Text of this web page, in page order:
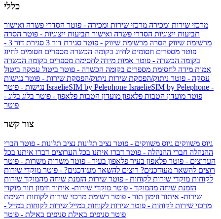
כללי
מרכזי שירות ומכירה מרכזי שירות ומכירה - פוטר הסדרי פשרה ואישור
תביעות ייצוגיות הסדרי פשרה ואישור תביעות ייצוגיות - פוטר הסרה
מרשימת שיווק הסרה מרשימת שיווק - פוטר סגירת דור 3
סגירת דור 3 -
פוטר מספרים חסומים לחיוג בקומה הכשרה מספרים חסומים לחיוג
בקומה הכשרה - פוטר אמות מידה לחסימת מספרים בקומה הכשרה
אמות מידה לחסימת מספרים בקומה הכשרה - פוטר ביטול עסקה ביטול
עסקה - פוטר ניתוק/הפסקת שירות ניתוק/הפסקת שירות - פוטר נגישות
IsraelieSIM by Pelephone IsraelieSIM by Pelephone -
פוטר מועדון הטבות פלאפון מועדון הטבות פלאפון - פוטר בלוג בלוג -
פוטר
צור קשר
גיוס משווקים גיוס משווקים - פוטר נציב תלונות נציב תלונות - פוטר חברי
ההנהלה חברי ההנהלה - פוטר דברו איתנו בכל הערוצים דברו איתנו בכל
הערוצים - פוטר פלאפון בעיר פלאפון בעיר - פוטר משרות משרות - פוטר
רוצים להשאר מעודכנים? רוצים להשאר מעודכנים? - פוטר מוקדי שירות
לקוחות מוקדי שירות לקוחות - פוטר שירות הזמנת שיחה מהמוקד שירות
הזמנת שיחה מהמוקד - פוטר מוקדי שירות- איתור וזימון תור מוקדי
שירות- איתור וזימון תור - פוטר רשימת מרכזי שירות לקוחות רשימת
מרכזי שירות לקוחות - פוטר שירות לקוחות במייל שירות לקוחות במייל -
פוטר סניפים באילת סניפים באילת - פוטר